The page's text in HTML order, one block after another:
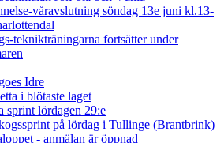
våravslutning söndag 13e juni kl.13-
teknikträningarna fortsätter under
Idre
i blötaste laget
sprint lördagen 29:e
på lördag i Tullinge (Brantbrink)
- anmälan är öppnad